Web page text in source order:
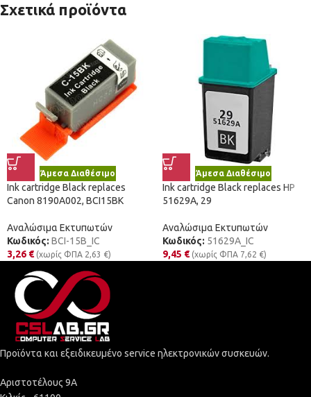
Σχετικά προϊόντα
Άμεσα Διαθέσιμο
Ink cartridge Black replaces
Canon 8190A002, BCI15BK
Αναλώσιμα Εκτυπωτών
Κωδικός: BCI-15B_IC
3,26 € (χωρίς ΦΠΑ 2,63 €)
Άμεσα Διαθέσιμο
Ink cartridge Black replaces HP
51629A, 29
Αναλώσιμα Εκτυπωτών
Κωδικός: 51629A_IC
9,45 € (χωρίς ΦΠΑ 7,62 €)
Προϊόντα και εξειδικευμένο service ηλεκτρονικών συσκευών.
Αριστοτέλους 9Α